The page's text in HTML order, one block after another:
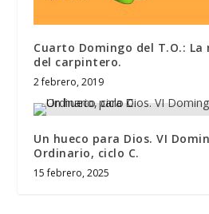
Cuarto Domingo del T.O.:
del carpintero.
2 febrero, 2019
Un hueco para Dios. VI
Ordinario, ciclo C.
15 febrero, 2025